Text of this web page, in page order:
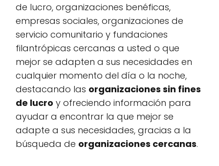
de lucro, organizaciones benéficas,
empresas sociales, organizaciones de
servicio comunitario y fundaciones
filantrópicas cercanas a usted o que
mejor se adapten a sus necesidades en
cualquier momento del día o la noche,
destacando las organizaciones sin fines
de lucro y ofreciendo información para
ayudar a encontrar la que mejor se
adapte a sus necesidades, gracias a la
búsqueda de organizaciones cercanas.